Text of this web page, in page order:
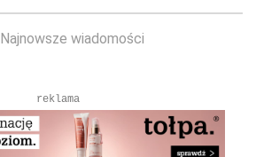
Najnowsze wiadomości
reklama